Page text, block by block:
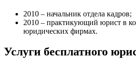
2010 – начальник отдела кадров;
2010 – практикующий юрист в
юридических фирмах.
Услуги бесплатного